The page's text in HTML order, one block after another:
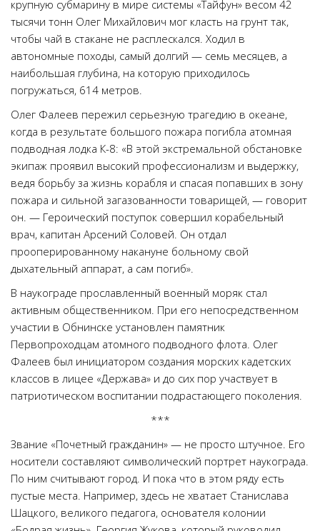
крупную субмарину в мире системы «Тайфун» весом 42
тысячи тонн Олег Михайлович мог класть на грунт так,
чтобы чай в стакане не расплескался. Ходил в
автономные походы, самый долгий — семь месяцев, а
наибольшая глубина, на которую приходилось
погружаться, 614 метров.
Олег Фалеев пережил серьезную трагедию в океане,
когда в результате большого пожара погибла атомная
подводная лодка К-8: «В этой экстремальной обстановке
экипаж проявил высокий профессионализм и выдержку,
ведя борьбу за жизнь корабля и спасая попавших в зону
пожара и сильной загазованности товарищей, — говорит
он. — Героический поступок совершил корабельный
врач, капитан Арсений Соловей. Он отдал
прооперированному накануне больному свой
дыхательный аппарат, а сам погиб».
В наукограде прославленный военный моряк стал
активным общественником. При его непосредственном
участии в Обнинске установлен памятник
Первопроходцам атомного подводного флота. Олег
Фалеев был инициатором создания морских кадетских
классов в лицее «Держава» и до сих пор участвует в
патриотическом воспитании подрастающего поколения.
***
Звание «Почетный гражданин» — не просто штучное. Его
носители составляют символический портрет наукограда.
По ним считывают город. И пока что в этом ряду есть
пустые места. Например, здесь не хватает Станислава
Шацкого, великого педагога, основателя колонии